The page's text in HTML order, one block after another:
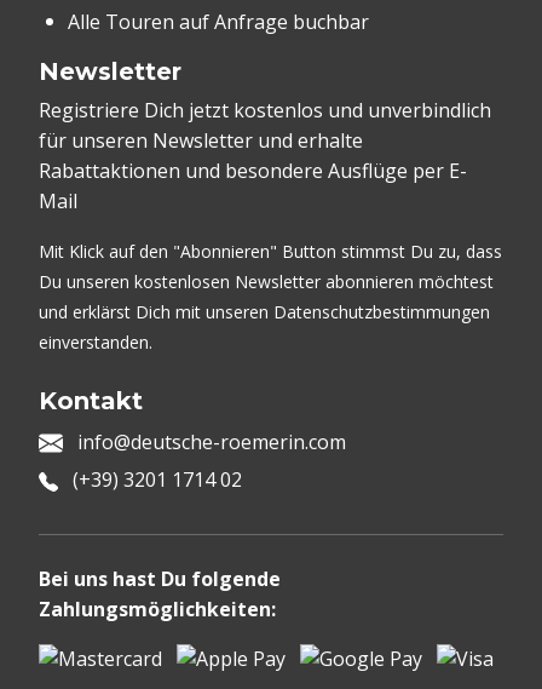
Alle Touren auf Anfrage buchbar
Newsletter
Registriere Dich jetzt kostenlos und unverbindlich
für unseren Newsletter und erhalte
Rabattaktionen und besondere Ausflüge per E-
Mail
Mit Klick auf den "Abonnieren" Button stimmst Du zu, dass
Du unseren kostenlosen Newsletter abonnieren möchtest
und erklärst Dich mit unseren Datenschutzbestimmungen
einverstanden.
Kontakt
info@deutsche-roemerin.com
(+39) 3201 1714 02
Bei uns hast Du folgende
Zahlungsmöglichkeiten: